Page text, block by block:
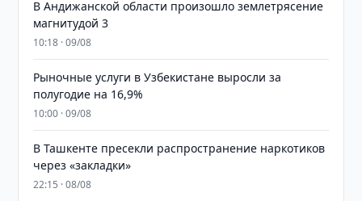
В Андижанской области произошло землетрясение
магнитудой 3
10:18 · 09/08
Рыночные услуги в Узбекистане выросли за
полугодие на 16,9%
10:00 · 09/08
В Ташкенте пресекли распространение наркотиков
через «закладки»
22:15 · 08/08